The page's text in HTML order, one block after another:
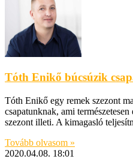
Tóth Enikő búcsúzik
Tóth Enikő egy remek szezont
csapatunknak, ami
szezont illeti. A kimagasló
Tovább olvasom »
2020.04.08. 18:01